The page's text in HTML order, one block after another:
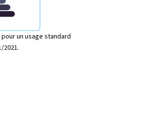
un usage standard
2021.